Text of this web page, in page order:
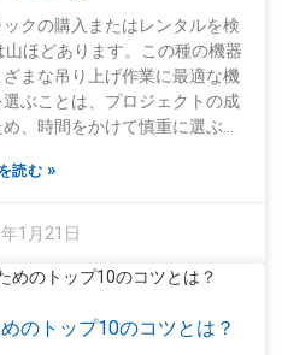
持っているわけではありませ
来の性能を発揮できません。
のツールの使い方をより深く
かです。業界が進化し続ける
トラック用断熱ブームモデル
境保護にとって非常に重要に
クの購入またはレンタルを検
ほどあります。この種の機器
まな吊り上げ作業に最適な機
ぶことは、プロジェクトの成
、時間をかけて慎重に選ぶ価
かといった点に注目しがちで
テムなども忘れてはいけませ
ーントラックは、パワーと精
があります。それから、オペ
ょう。また、作業内容はそれ
読む »
1月21日
のトップ10のコツとは？